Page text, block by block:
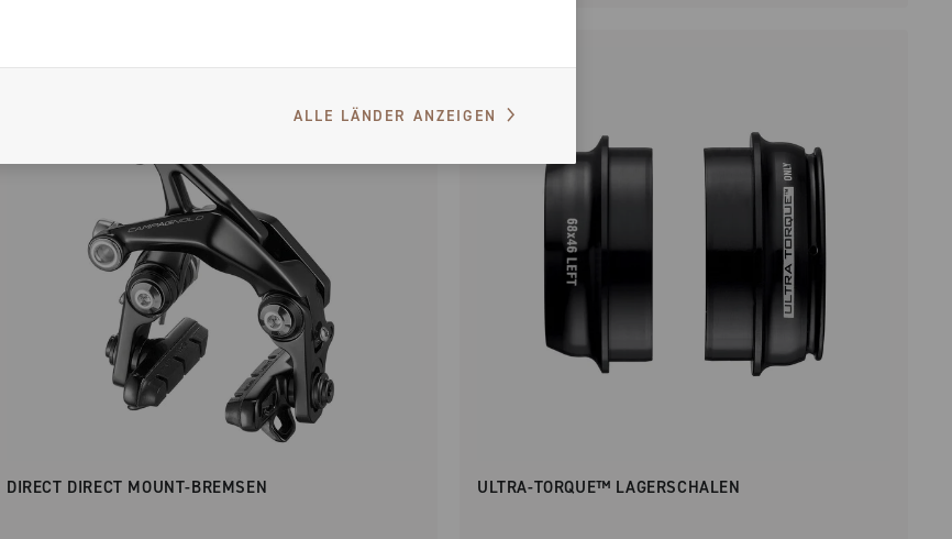
ALLE LÄNDER ANZEIGEN
DIRECT DIRECT MOUNT-BREMSEN ULTRA-TORQUE™ LAGERSCHALEN